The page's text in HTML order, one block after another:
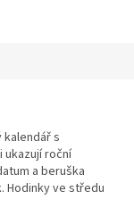
s
ukazují roční
a beruška
Hodinky ve středu